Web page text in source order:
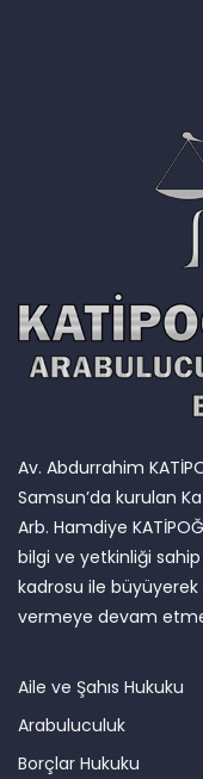
Av. Abdurrahim
Samsun’da kurulan
Arb. Hamdiye
bilgi ve yetkinliği
kadrosu ile
vermeye devam
Aile ve Şahıs Hukuku
Arabuluculuk
Borçlar Hukuku